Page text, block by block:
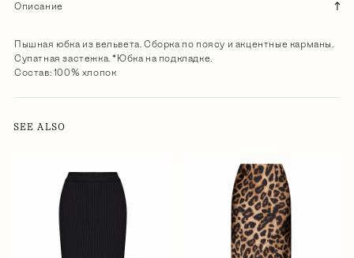
Описание
Пышная юбка из вельвета. Сборка по поясу и акцентные карманы.
Супатная застежка. *Юбка на подкладке.
Состав: 100% хлопок
SEE ALSO